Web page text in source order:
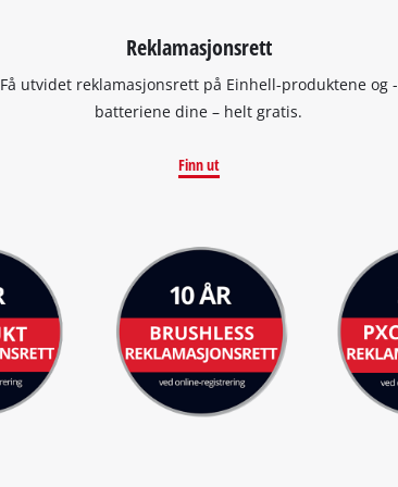
Reklamasjonsrett
Få utvidet reklamasjonsrett på Einhell-produktene og -
batteriene dine – helt gratis.
Finn ut